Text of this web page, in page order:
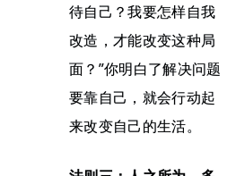
待自己？我要怎样自我
改造，才能改变这种局
面？”你明白了解决问题
要靠自己，就会行动起
来改变自己的生活。